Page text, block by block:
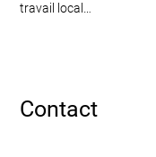
travail local…
Contact